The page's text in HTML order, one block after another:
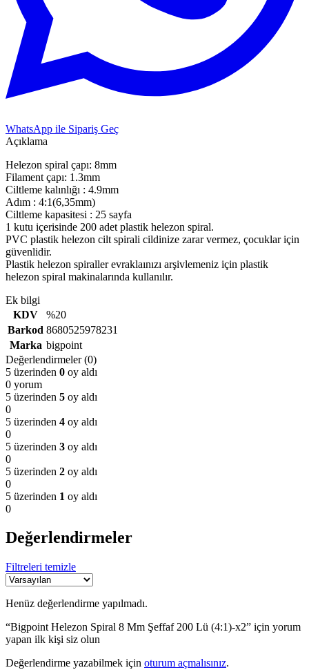
WhatsApp ile Sipariş Geç
Açıklama
Helezon spiral çapı: 8mm
Filament çapı: 1.3mm
Ciltleme kalınlığı : 4.9mm
Adım : 4:1(6,35mm)
Ciltleme kapasitesi : 25 sayfa
1 kutu içerisinde 200 adet plastik helezon spiral.
PVC plastik helezon cilt spirali cildinize zarar vermez, çocuklar için
güvenlidir.
Plastik helezon spiraller evraklaınızı arşivlemeniz için plastik
helezon spiral makinalarında kullanılır.
Ek bilgi
KDV
%20
Barkod 8680525978231
Marka bigpoint
Değerlendirmeler (0)
5 üzerinden 0 oy aldı
0 yorum
5 üzerinden 5 oy aldı
0
5 üzerinden 4 oy aldı
0
5 üzerinden 3 oy aldı
0
5 üzerinden 2 oy aldı
0
5 üzerinden 1 oy aldı
0
Değerlendirmeler
Filtreleri temizle
Henüz değerlendirme yapılmadı.
“Bigpoint Helezon Spiral 8 Mm Şeffaf 200 Lü (4:1)-x2” için yorum
yapan ilk kişi siz olun
Değerlendirme yazabilmek için oturum açmalısınız.